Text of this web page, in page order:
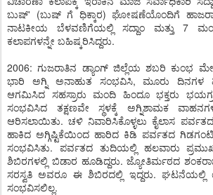
ಬುಷ್' (ಬುಷ್ ಗೆ ಧಿಕ್ಕಾರ) ಘೋಷಣೆಯೊಂದಿಗೆ
ನಾಟಕೀಯ ಬೆಳವಣಿಗೆಯಲ್ಲಿ ಸದ್ದಾಂ ಮತ್ತು 7
ಕಲಾಪಗಳನ್ನೇ ಬಹಿಷ್ಕರಿಸಿದ್ದರು.
2006: ಗುಜರಾತಿನ ಡ್ಯಾಂಗ್ ಜಿಲ್ಲೆಯ ಶಬರಿ ಕುಂಭ
ಭಾರಿ ಅಗ್ನಿ ಅನಾಹುತ ಸಂಭವಿಸಿ, ಮೂರು ದಿನಗಳ
ಆಗಮಿಸಿದ ಸಹಸ್ರಾರು ಮಂದಿ ಹಿಂದೂ ಭಕ್ತರು
ಸಂಭವಿಸಿದ ತಕ್ಷಣವೇ ಸ್ಥಳಕ್ಕೆ ಅಗ್ನಿಶಾಮಕ
ಆರಿಸಲಾಯಿತು. ಚಳಿ ನಿವಾರಿಸಿಕೊಳ್ಳಲು ಕೈಲಾಸ ಪರ್ವತದ
ಹಾಕಿದ ಅಗ್ಗಿಷ್ಟಿಕೆಯಿಂದ ಹಾರಿದ ಕಿಡಿ ಪರ್ವತದ
ಸಂಭವಿಸಿತು. ಪರ್ವತದ ತುದಿಯಲ್ಲಿ ಹಲವಾರು
ಶಿಬಿರಗಳಲ್ಲಿ ಬಿಡಾರ ಹೂಡಿದ್ದರು. ಜ್ಯೋತಿರ್ಮಠದ
ಸರಸ್ವತಿ ಅವರೂ ಈ ಶಿಬಿರದಲ್ಲಿ ಇದ್ದರು. ಘಟನೆಯಲ್ಲಿ
ಸಂಭವಿಸಲಿಲ್ಲ.